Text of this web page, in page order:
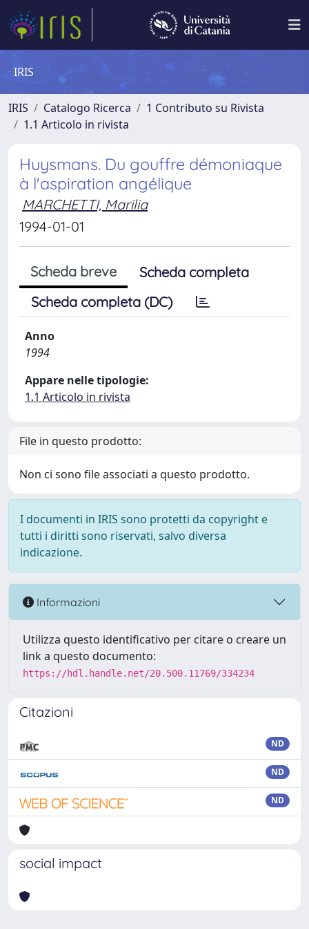
IRIS
IRIS Catalogo Ricerca
1 Contributo su Rivista
1.1 Articolo in rivista
Huysmans. Du gouffre démoniaque
à l'aspiration angélique
MARCHETTI, Marilia
1994-01-01
Scheda breve
Scheda completa
Scheda completa (DC)
Anno
1994
Appare nelle tipologie:
1.1 Articolo in rivista
File in questo prodotto:
Non ci sono file associati a questo prodotto.
I documenti in IRIS sono protetti da copyright e
tutti i diritti sono riservati, salvo diversa
indicazione.
Informazioni
Utilizza questo identificativo per citare o creare un
link a questo documento:
https://hdl.handle.net/20.500.11769/334234
Citazioni
ND
ND
ND
social impact